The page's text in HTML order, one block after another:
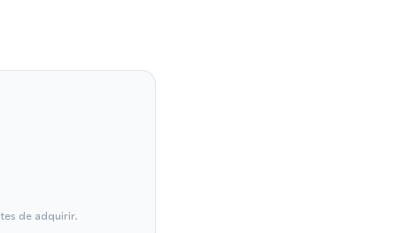
de adquirir.